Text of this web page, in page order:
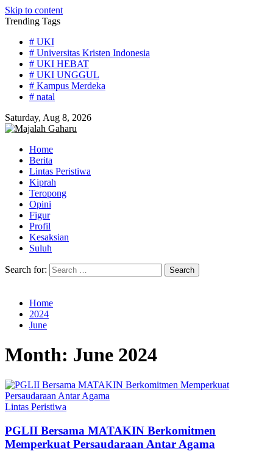
Skip to content
Trending Tags
# UKI
# Universitas Kristen Indonesia
# UKI HEBAT
# UKI UNGGUL
# Kampus Merdeka
# natal
Saturday, Aug 8, 2026
Home
Berita
Lintas Peristiwa
Kiprah
Teropong
Opini
Figur
Profil
Kesaksian
Suluh
Search for:
Home
2024
June
Month: June 2024
Lintas Peristiwa
PGLII Bersama MATAKIN Berkomitmen
Memperkuat Persaudaraan Antar Agama